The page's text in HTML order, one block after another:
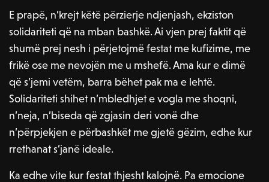
E prapë, n’krejt këtë përzierje ndjenjash, ekziston
solidariteti që na mban bashkë. Ai vjen prej faktit që
shumë prej nesh i përjetojmë festat me kufizime, me
frikë ose me nevojën me u mshefë. Ama kur e dimë
që s’jemi vetëm, barra bëhet pak ma e lehtë.
Solidariteti shihet n’mbledhjet e vogla me shoqni,
n’neja, n’biseda që zgjasin deri vonë dhe
n’përpjekjen e përbashkët me gjetë gëzim, edhe kur
rrethanat s’janë ideale.
Ka edhe vite kur festat thjesht kalojnë. Pa emocione